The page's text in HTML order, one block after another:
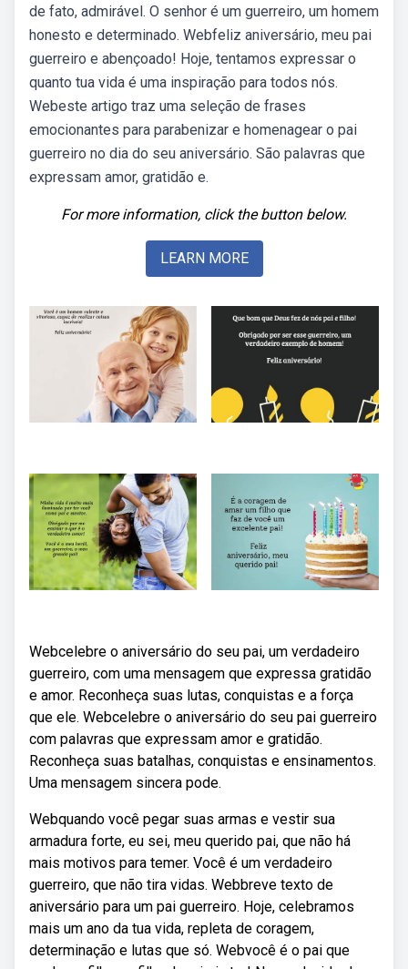
de fato, admirável. O senhor é um guerreiro, um homem
honesto e determinado. Webfeliz aniversário, meu pai
guerreiro e abençoado! Hoje, tentamos expressar o
quanto tua vida é uma inspiração para todos nós.
Webeste artigo traz uma seleção de frases
emocionantes para parabenizar e homenagear o pai
guerreiro no dia do seu aniversário. São palavras que
expressam amor, gratidão e.
For more information, click the button below.
LEARN MORE
Webcelebre o aniversário do seu pai, um verdadeiro
guerreiro, com uma mensagem que expressa gratidão
e amor. Reconheça suas lutas, conquistas e a força
que ele. Webcelebre o aniversário do seu pai guerreiro
com palavras que expressam amor e gratidão.
Reconheça suas batalhas, conquistas e ensinamentos.
Uma mensagem sincera pode.
Webquando você pegar suas armas e vestir sua
armadura forte, eu sei, meu querido pai, que não há
mais motivos para temer. Você é um verdadeiro
guerreiro, que não tira vidas. Webbreve texto de
aniversário para um pai guerreiro. Hoje, celebramos
mais um ano da tua vida, repleta de coragem,
determinação e lutas que só. Webvocê é o pai que